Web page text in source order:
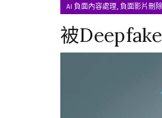
AI 負面內容處理, 負面影片刪除
被